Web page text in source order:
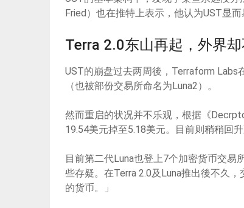
Fried）也在推特上表示，他认为UST显而
Terra 2.0东山再起，外界
UST的崩盘过去两周後，Terraform Labs
（也被部份交易所命名为Luna2）。
然而重启的状况并不乐观，根据《
19.54美元掉至5.18美元。目前则稍稍回升
目前第二代Luna也登上7个加密货币交
些存疑。在Terra 2.0及Luna推出後不久
的货币。」